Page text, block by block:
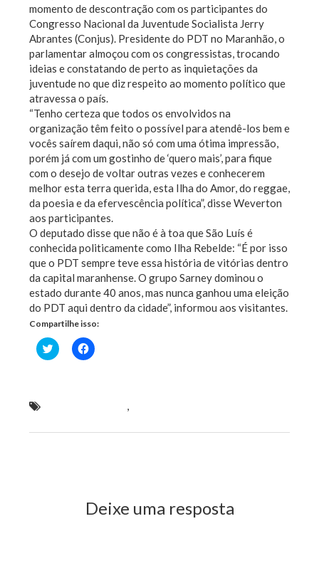
momento de descontração com os participantes do
Congresso Nacional da Juventude Socialista Jerry
Abrantes (Conjus). Presidente do PDT no Maranhão, o
parlamentar almoçou com os congressistas, trocando
ideias e constatando de perto as inquietações da
juventude no que diz respeito ao momento político que
atravessa o país.
“Tenho certeza que todos os envolvidos na
organização têm feito o possível para atendê-los bem e
vocês saírem daqui, não só com uma ótima impressão,
porém já com um gostinho de ‘quero mais’, para fique
com o desejo de voltar outras vezes e conhecerem
melhor esta terra querida, esta Ilha do Amor, do reggae,
da poesia e da efervescência política”, disse Weverton
aos participantes.
O deputado disse que não é à toa que São Luís é
conhecida politicamente como Ilha Rebelde: “É por isso
que o PDT sempre teve essa história de vitórias dentro
da capital maranhense. O grupo Sarney dominou o
estado durante 40 anos, mas nunca ganhou uma eleição
do PDT aqui dentro da cidade”, informou aos visitantes.
Compartilhe isso:
Clique
para
Clique
para
Deixe uma resposta